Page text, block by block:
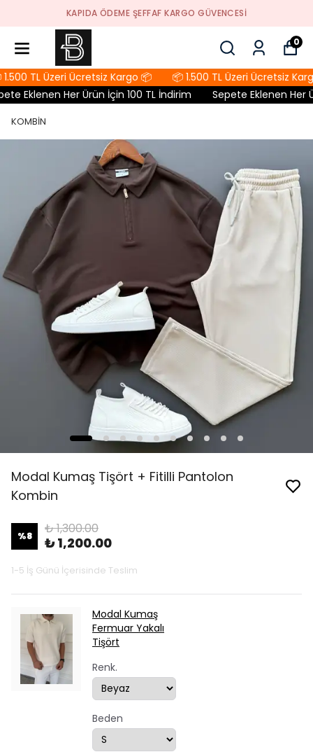
KAPIDA ÖDEME ŞEFFAF KARGO GÜVENCESI
0
TL Üzeri Ücretsiz Kargo 📦
📦 1.500 TL Üzeri Ücretsiz
Eklenen Her Ürün İçin 100 TL İndirim
Sepete Eklenen Her
KOMBİN
Modal Kumaş Tişört + Fitilli Pantolon
Kombin
%8 ₺ 1,300.00
₺ 1,200.00
1-5 İş Günü İçerisinde Teslim
Modal Kumaş
Fermuar Yakalı
Tişört
Renk.
Beden